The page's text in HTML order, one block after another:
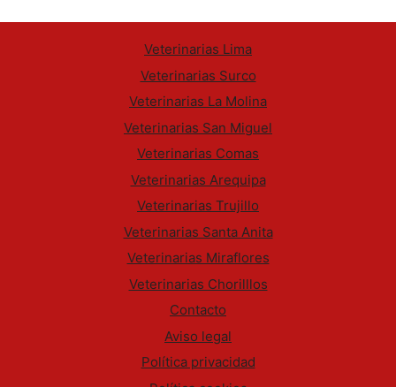
Veterinarias Lima
Veterinarias Surco
Veterinarias La Molina
Veterinarias San Miguel
Veterinarias Comas
Veterinarias Arequipa
Veterinarias Trujillo
Veterinarias Santa Anita
Veterinarias Miraflores
Veterinarias Chorilllos
Contacto
Aviso legal
Política privacidad